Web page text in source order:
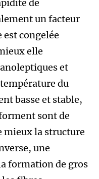
de
un facteur
congelée
elle
et
du
basse et stable,
sont de
mieux la structure
une
formation de gros